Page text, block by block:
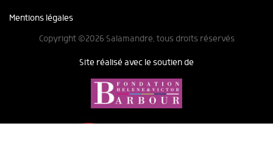
Mentions légales
Copyright ©2026 Salamandre, tous droits réservés
Site réalisé avec le soutien de